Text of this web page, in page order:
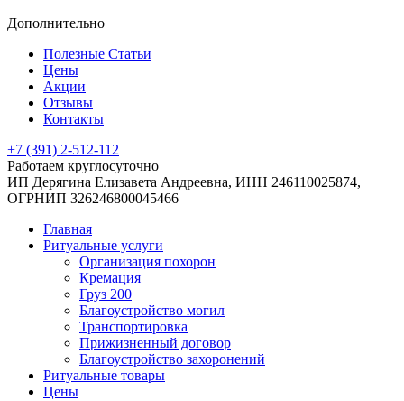
Дополнительно
Полезные Статьи
Цены
Акции
Отзывы
Контакты
+7 (391) 2-512-112
Работаем круглосуточно
ИП Дерягина Елизавета Андреевна, ИНН 246110025874,
ОГРНИП 326246800045466
Главная
Ритуальные услуги
Организация похорон
Кремация
Груз 200
Благоустройство могил
Транспортировка
Прижизненный договор
Благоустройство захоронений
Ритуальные товары
Цены